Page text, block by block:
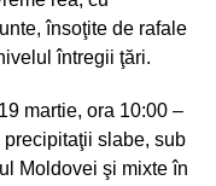
la București
destinație.
inspirație de
și învățarea
însoţite de rafale
întregii ţări.
martie, ora 10:00 –
precipitaţii slabe, sub
Moldovei şi mixte în